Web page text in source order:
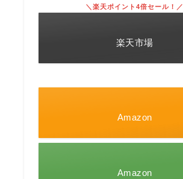
Amazon
＼楽天ポイント4倍セール！／
楽天市場
Amazon